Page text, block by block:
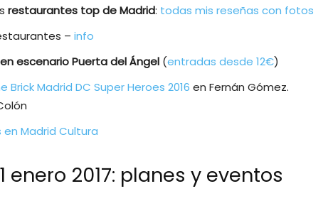
restaurantes top de Madrid: todas mis reseñas con fotos
– info
en escenario Puerta del Ángel (entradas desde 12€)
Brick Madrid DC Super Heroes 2016 en Fernán Gómez.
Madrid Cultura
enero 2017: planes y eventos